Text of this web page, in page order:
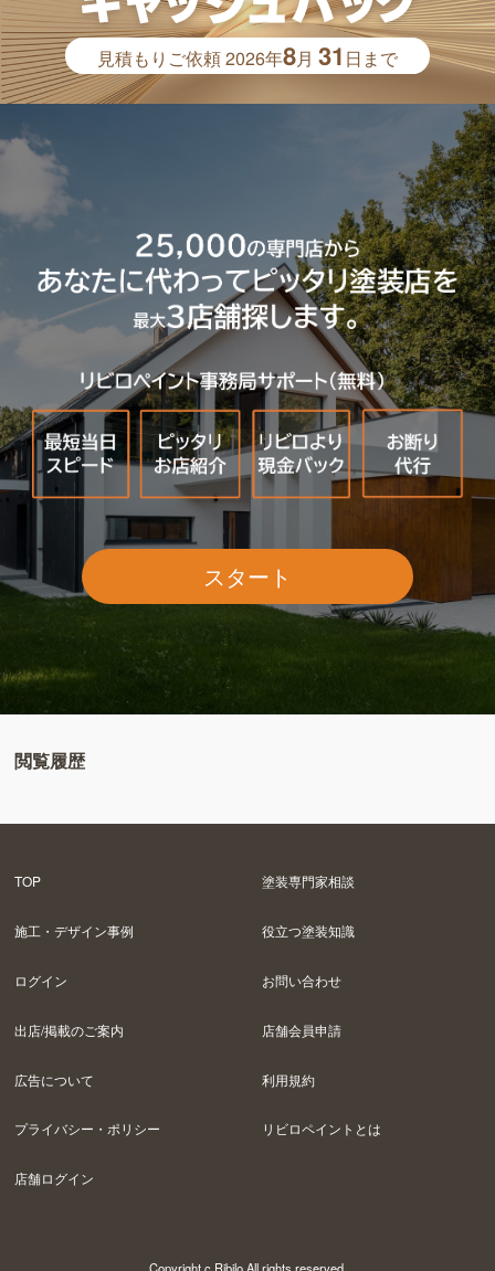
見積もりご依頼2026年8月31 日まで
スタート
閲覧履歴
TOP 塗装専門家相談
施工・デザイン事例 役立つ塗装知識
ログイン お問い合わせ
出店/掲載のご案内 店舗会員申請
広告について 利用規約
プライバシー・ポリシー リビロペイントとは
店舗ログイン
Copyright c Ribilo All rights reserved.